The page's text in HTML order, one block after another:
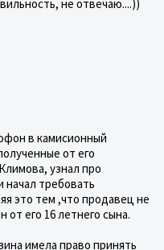
не отвечаю....))
в камисионный
от его
узнал про
начал требовать
это тем ,что продавец не
его 16 летнего сына.
имела право принять